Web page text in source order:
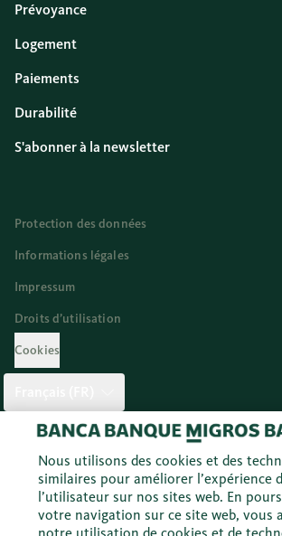
Prévoyance
Logement
Paiements
Durabilité
S'abonner à la newsletter
Protection des données
Informations légales
Impressum
Droits d’utilisation
Cookies
Twitter Facebook Instagram
© 2026 Banque Migros SA
Nous utilisons des cookies et des
similaires pour améliorer l’expérience
l’utilisateur sur nos sites web. En
votre navigation sur ce site web, vous